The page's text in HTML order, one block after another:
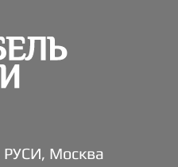
Москва